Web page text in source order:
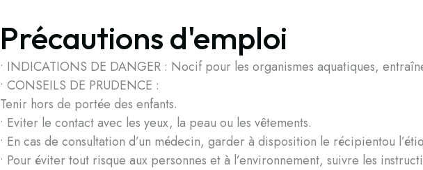
Précautions d'emploi
• INDICATIONS DE DANGER : Nocif pour les organismes aquatiques,
• CONSEILS DE PRUDENCE :
Tenir hors de portée des enfants.
• Eviter le contact avec les yeux, la peau ou les vêtements.
• En cas de consultation d’un médecin, garder à disposition le récipientou
• Pour éviter tout risque aux personnes et à l’environnement, suivre les